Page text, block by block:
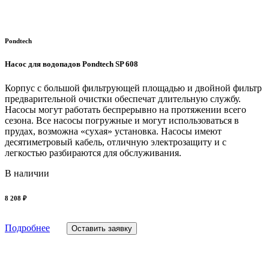
Pondtech
Насос для водопадов Pondtech SP 608
Корпус с большой фильтрующей площадью и двойной фильтр
предварительной очистки обеспечат длительную службу.
Насосы могут работать беспрерывно на протяжении всего
сезона. Все насосы погружные и могут использоваться в
прудах, возможна «сухая» установка. Насосы имеют
десятиметровый кабель, отличную электрозащиту и с
легкостью разбираются для обслуживания.
В наличии
8 208 ₽
Подробнее Оставить заявку